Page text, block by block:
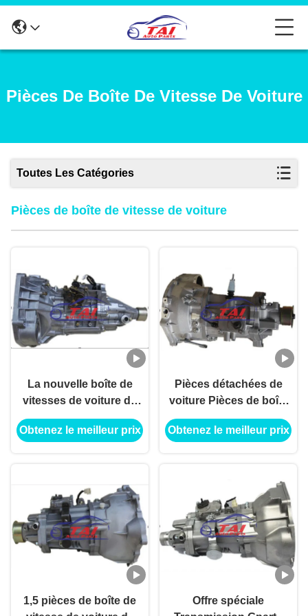
Pièces De Boîte De Vitesse De Voiture
Toutes Les Catégories
Pièces de boîte de vitesse de voiture
La nouvelle boîte de
vitesses de voiture de
Suzuki partie la qualité
de boîte de vitesses de
Obtenez le meilleur prix
Pièces détachées de
voiture Pièces de boîte
de vitesses
automatique, boîte de
Obtenez le meilleur prix
1,5 pièces de boîte de
Offre spéciale